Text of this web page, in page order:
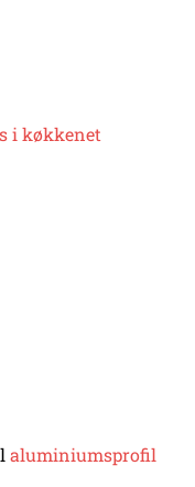
i køkkenet
aluminiumsprofil